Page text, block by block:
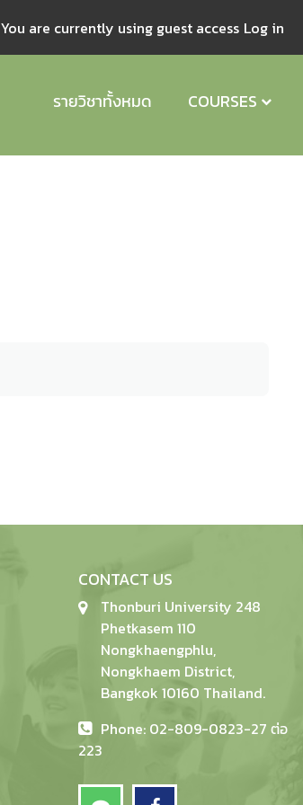
You are currently using guest access Log in
รายวิชาทั้งหมด COURSES
CONTACT US
Thonburi University 248
Phetkasem 110
Nongkhaengphlu,
Nongkhaem District,
Bangkok 10160 Thailand.
Phone: 02-809-0823-27 ต่อ
223